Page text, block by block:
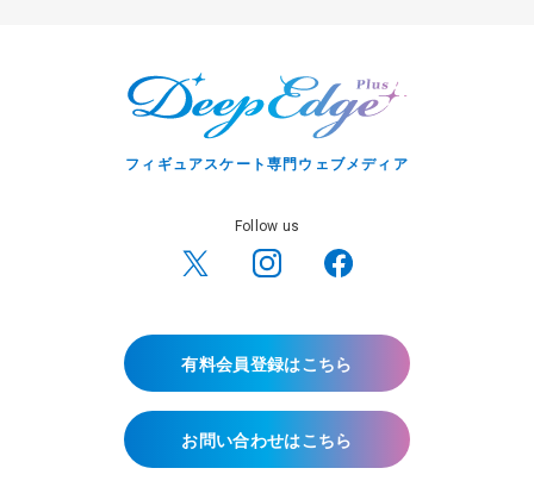
フィギュアスケート専門ウェブメディア
Follow us
有料会員登録はこちら
お問い合わせはこちら